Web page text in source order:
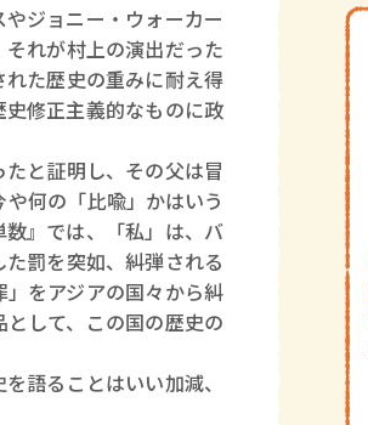
ジョニー・ウォーカー
れが村上の演出だった
た歴史の重みに耐え得
修正主義的なものに政
と証明し、その父は冒
何の「比喩」かはいう
』では、「私」は、バ
罰を突如、糾弾される
をアジアの国々から糾
して、この国の歴史の
語ることはいい加減、